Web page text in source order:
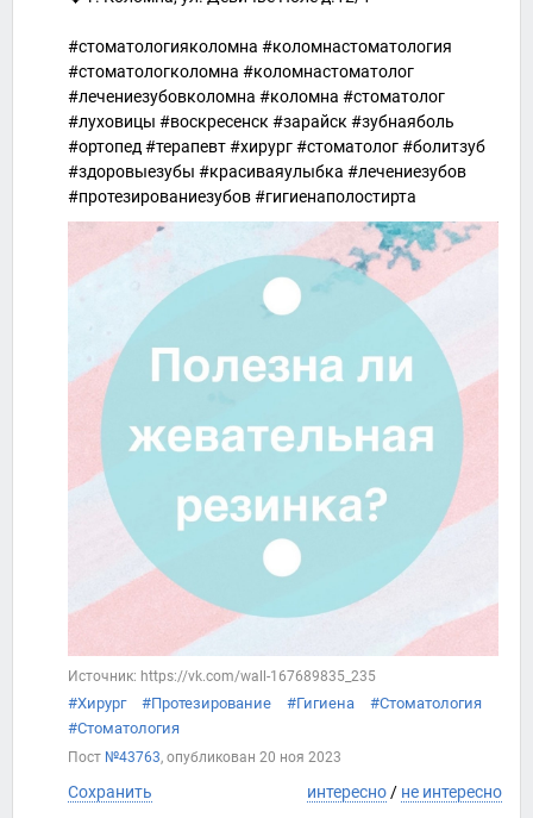
#стоматологияколомна #коломнастоматология
#стоматологколомна #коломнастоматолог
#лечениезубовколомна #коломна #стоматолог
#луховицы #воскресенск #зарайск #зубнаяболь
#ортопед #терапевт #хирург #стоматолог #болитзуб
#здоровыезубы #красиваяулыбка #лечениезубов
#протезированиезубов #гигиенаполостирта
Источник: https://vk.com/wall-167689835_235
#Хирург #Протезирование #Гигиена
#Стоматология
#Стоматология
Пост №43763, опубликован 20 ноя 2023
Сохранить интересно / не интересно